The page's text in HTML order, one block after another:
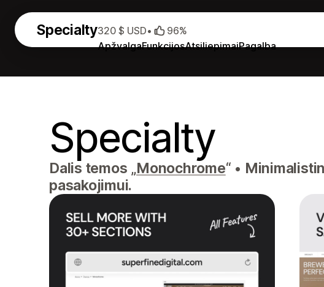
Specialty
ApžvalgaFunkcijosAtsiliepimaiPagalba
320 $ USD• 96%
Specialty
Dalis temos „Monochrome“ •
pasakojimui.